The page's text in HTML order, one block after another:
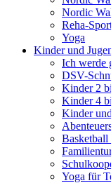
Nordic
Reha-
Yoga
Kinder und
Ich werde
DSV-
Kinder 2
Kinder 4
Kinder
Basketball
Yoga für